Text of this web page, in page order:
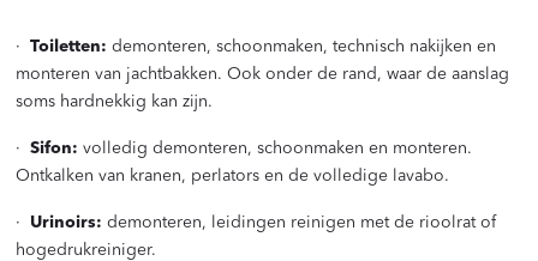
·Toiletten: demonteren, schoonmaken, technisch nakijken en
monteren van jachtbakken. Ook onder de rand, waar de aanslag
soms hardnekkig kan zijn.
·Sifon: volledig demonteren, schoonmaken en monteren.
Ontkalken van kranen, perlators en de volledige lavabo.
· Urinoirs: demonteren, leidingen reinigen met de rioolrat of
hogedrukreiniger.